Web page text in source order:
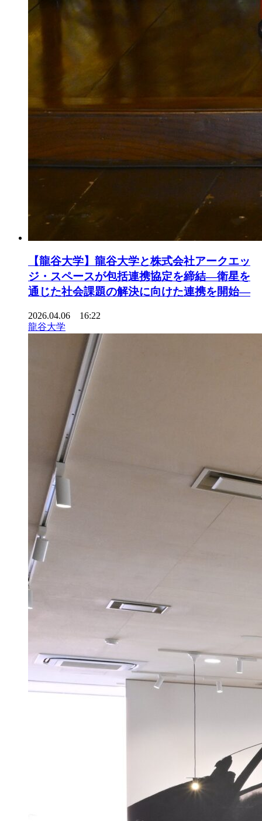
【龍谷大学】龍谷大学と株式会社アークエッ
ジ・スペースが包括連携協定を締結―衛星を
通じた社会課題の解決に向けた連携を開始―
2026.04.06 16:22
龍谷大学